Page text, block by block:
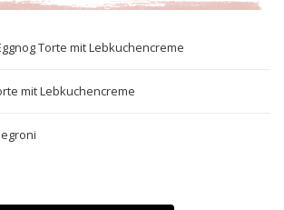
Torte mit Lebkuchencreme
mit Lebkuchencreme